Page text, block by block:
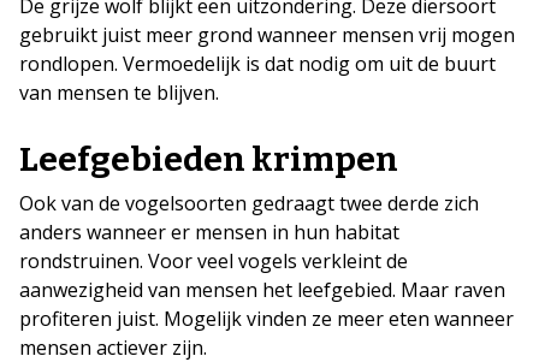
De grijze wolf blijkt een uitzondering. Deze diersoort
gebruikt juist meer grond wanneer mensen vrij mogen
rondlopen. Vermoedelijk is dat nodig om uit de buurt
van mensen te blijven.
Leefgebieden krimpen
Ook van de vogelsoorten gedraagt twee derde zich
anders wanneer er mensen in hun habitat
rondstruinen. Voor veel vogels verkleint de
aanwezigheid van mensen het leefgebied. Maar raven
profiteren juist. Mogelijk vinden ze meer eten wanneer
mensen actiever zijn.